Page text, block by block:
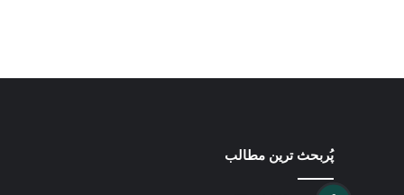
پُربحث ترین مطالب